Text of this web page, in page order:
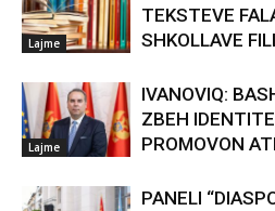
Lajme
TEKSTEVE
SHKOLLAVE
Lajme
IVANOVIQ:
ZBEH
PROMOVON
PANELI